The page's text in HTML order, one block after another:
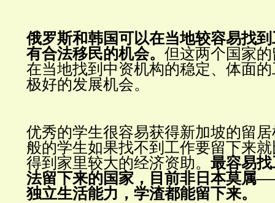
俄罗斯和韩国可以在当地较容易找
有合法移民的机会。 但这两个国家
在当地找到中资机构的稳定、体面
极好的发展机会。
优秀的学生很容易获得新加坡的留
般的学生如果找不到工作要留下来
得到家里较大的经济资助。 最容易
法留下来的国家，目前非日本莫属
独立生活能力，学渣都能留下来。